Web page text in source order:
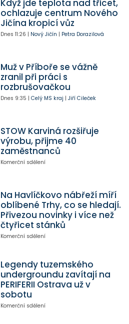
Když jde teplota nad třicet,
ochlazuje centrum Nového
Jičína kropicí vůz
Dnes 11:26 | Nový Jičín | Petra Dorazilová
Muž v Příboře se vážně
zranil při práci s
rozbrušovačkou
Dnes 9:35 | Celý MS kraj | Jiří Cileček
STOW Karviná rozšiřuje
výrobu, přijme 40
zaměstnanců
Komerční sdělení
Na Havlíčkovo nábřeží míří
oblíbené Trhy, co se hledají.
Přivezou novinky i více než
čtyřicet stánků
Komerční sdělení
Legendy tuzemského
undergroundu zavítají na
PERIFERII Ostrava už v
sobotu
Komerční sdělení